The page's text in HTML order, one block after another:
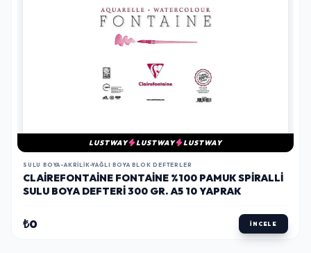
LUSTWAY LUSTWAY LUSTWAY
SULU BOYA-AKRILIK-YAĞLI BOYA BLOK DEFTERLER
CLAIREFONTAINE FONTAINE %100 PAMUK SPIRALLI
SULU BOYA DEFTERI 300 GR. A5 10 YAPRAK
₺0 İNCELE